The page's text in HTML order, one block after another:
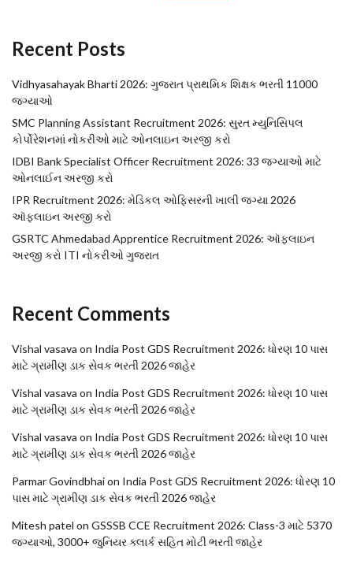
Recent Posts
Vidhyasahayak Bharti 2026: ગુજરાત પ્રાથમિક શિક્ષક ભરતી 11000
જગ્યાઓ
SMC Planning Assistant Recruitment 2026: સુરત મ્યુનિસિપલ
કોર્પોરેશનમાં નોકરીઓ માટે ઓનલાઇન અરજી કરો
IDBI Bank Specialist Officer Recruitment 2026: 33 જગ્યાઓ માટે
ઓનલાઈન અરજી કરો
IPR Recruitment 2026: મેડિકલ ઓફિસરની ખાલી જગ્યા 2026
ઑફલાઇન અરજી કરો
GSRTC Ahmedabad Apprentice Recruitment 2026: ઑફલાઇન
અરજી કરો ITI નોકરીઓ ગુજરાત
Recent Comments
Vishal vasava on India Post GDS Recruitment 2026: ધોરણ 10 પાસ
માટે ગ્રામીણ ડાક સેવક ભરતી 2026 જાહેર
Vishal vasava on India Post GDS Recruitment 2026: ધોરણ 10 પાસ
માટે ગ્રામીણ ડાક સેવક ભરતી 2026 જાહેર
Vishal vasava on India Post GDS Recruitment 2026: ધોરણ 10 પાસ
માટે ગ્રામીણ ડાક સેવક ભરતી 2026 જાહેર
Parmar Govindbhaion India Post GDS Recruitment 2026: ધોરણ 10
પાસ માટે ગ્રામીણ ડાક સેવક ભરતી 2026 જાહેર
Mitesh patel on GSSSB CCE Recruitment 2026: Class-3 માટે 5370
જગ્યાઓ, 3000+ જુનિયર ક્લાર્ક સહિત મોટી ભરતી જાહેર